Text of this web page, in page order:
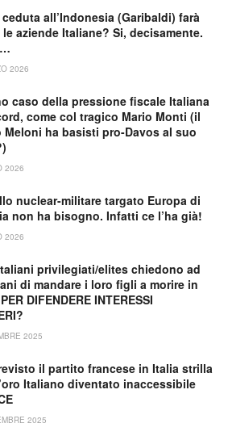
all’Indonesia (Garibaldi) farà
le aziende Italiane? Si, decisamente.
2026
caso della pressione fiscale Italiana
come col tragico Mario Monti (il
Meloni ha basisti pro-Davos al suo
2026
nuclear-militare targato Europa di
non ha bisogno. Infatti ce l’ha già!
2026
privilegiati/elites chiedono ad
di mandare i loro figli a morire in
DIFENDERE INTERESSI
2025
il partito francese in Italia strilla
Italiano diventato inaccessibile
2025